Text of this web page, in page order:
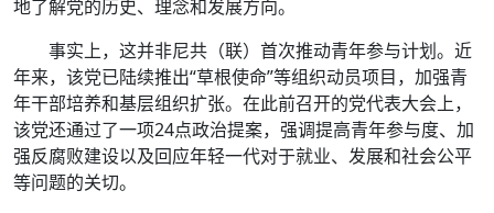
地了解党的历史、理念和发展方向。
事实上，这并非尼共（联）首次推动青年参与计划。近
年来，该党已陆续推出“草根使命”等组织动员项目，加强青
年干部培养和基层组织扩张。在此前召开的党代表大会上，
该党还通过了一项24点政治提案，强调提高青年参与度、加
强反腐败建设以及回应年轻一代对于就业、发展和社会公平
等问题的关切。